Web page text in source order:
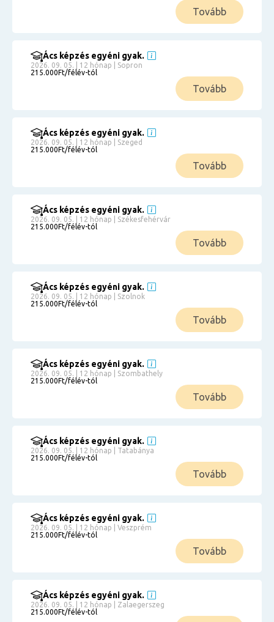
Tovább
Ács képzés egyéni gyak.
2026. 09. 05. | 12 hónap | Sopron
215.000Ft/félév-tól
Tovább
Ács képzés egyéni gyak.
2026. 09. 05. | 12 hónap | Szeged
215.000Ft/félév-tól
Tovább
Ács képzés egyéni gyak.
2026. 09. 05. | 12 hónap | Székesfehérvár
215.000Ft/félév-tól
Tovább
Ács képzés egyéni gyak.
2026. 09. 05. | 12 hónap | Szolnok
215.000Ft/félév-tól
Tovább
Ács képzés egyéni gyak.
2026. 09. 05. | 12 hónap | Szombathely
215.000Ft/félév-tól
Tovább
Ács képzés egyéni gyak.
2026. 09. 05. | 12 hónap | Tatabánya
215.000Ft/félév-tól
Tovább
Ács képzés egyéni gyak.
2026. 09. 05. | 12 hónap | Veszprém
215.000Ft/félév-tól
Tovább
Ács képzés egyéni gyak.
2026. 09. 05. | 12 hónap | Zalaegerszeg
215.000Ft/félév-tól